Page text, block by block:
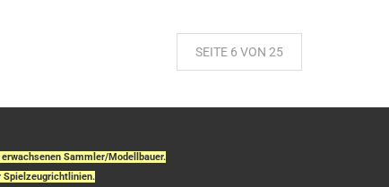
SEITE 6 VON 25
Sammler/Modellbauer.
Spielzeugrichtlinien.